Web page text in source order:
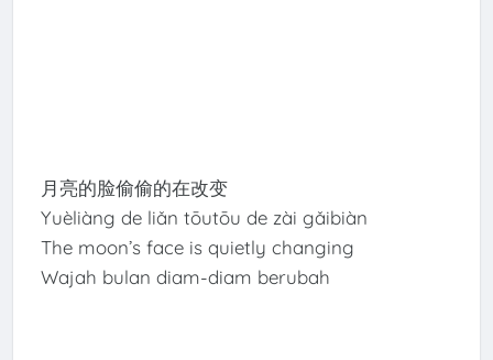
月亮的脸偷偷的在改变
Yuèliàng de liǎn tōutōu de zài gǎibiàn
The moon’s face is quietly changing
Wajah bulan diam-diam berubah